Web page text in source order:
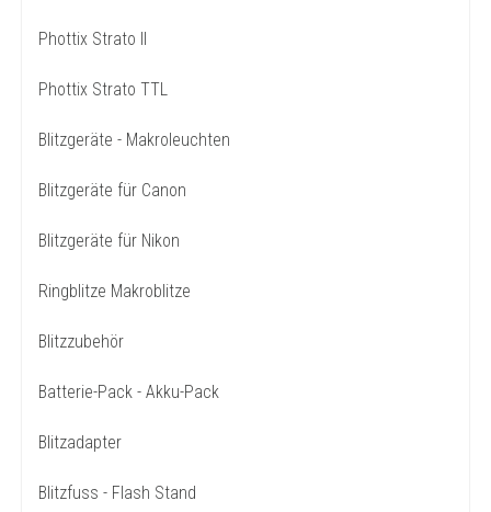
Phottix Strato II
Phottix Strato TTL
Blitzgeräte - Makroleuchten
Blitzgeräte für Canon
Blitzgeräte für Nikon
Ringblitze Makroblitze
Blitzzubehör
Batterie-Pack - Akku-Pack
Blitzadapter
Blitzfuss - Flash Stand